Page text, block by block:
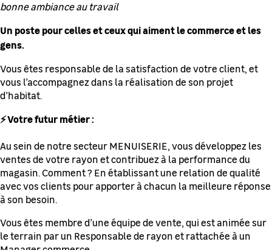
bonne ambiance au travail
Un poste pour celles et ceux qui aiment le commerce et les
gens.
Vous êtes responsable de la satisfaction de votre client, et
vous l’accompagnez dans la réalisation de son projet
d’habitat.
⚡ Votre futur métier :
Au sein de notre secteur MENUISERIE, vous développez les
ventes de votre rayon et contribuez à la performance du
magasin. Comment ? En établissant une relation de qualité
avec vos clients pour apporter à chacun la meilleure réponse
à son besoin.
Vous êtes membre d’une équipe de vente, qui est animée sur
le terrain par un Responsable de rayon et rattachée à un